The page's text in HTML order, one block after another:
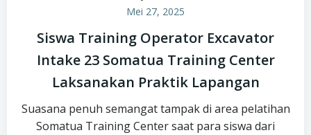
Mei 27, 2025
Siswa Training Operator Excavator
Intake 23 Somatua Training Center
Laksanakan Praktik Lapangan
Suasana penuh semangat tampak di area pelatihan
Somatua Training Center saat para siswa dari